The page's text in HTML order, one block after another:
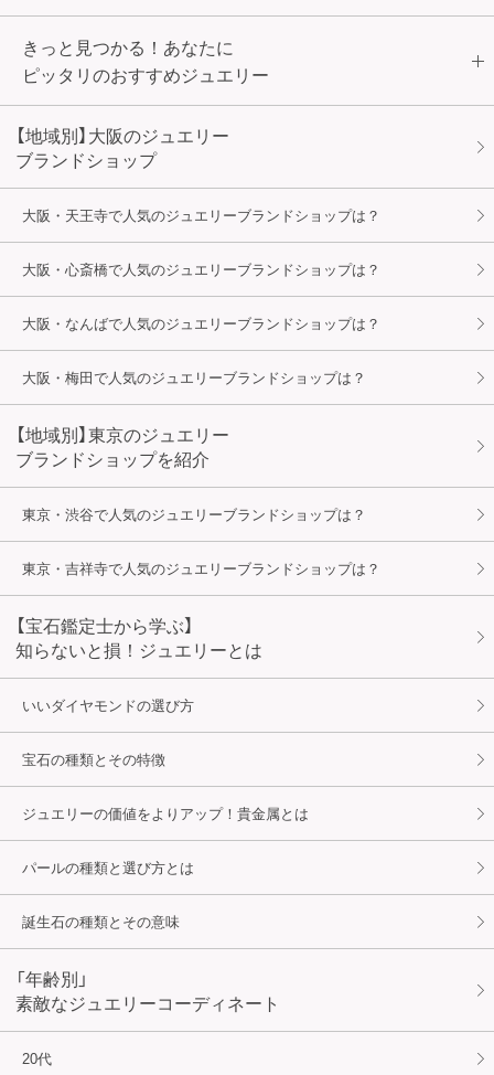
きっと見つかる！あなたに
ピッタリのおすすめジュエリー
【地域別】大阪のジュエリー
ブランドショップ
大阪・天王寺で人気のジュエリーブランドショップは？
大阪・心斎橋で人気のジュエリーブランドショップは？
大阪・なんばで人気のジュエリーブランドショップは？
大阪・梅田で人気のジュエリーブランドショップは？
【地域別】東京のジュエリー
ブランドショップを紹介
東京・渋谷で人気のジュエリーブランドショップは？
東京・吉祥寺で人気のジュエリーブランドショップは？
【宝石鑑定士から学ぶ】
知らないと損！ジュエリーとは
いいダイヤモンドの選び方
宝石の種類とその特徴
ジュエリーの価値をよりアップ！貴金属とは
パールの種類と選び方とは
誕生石の種類とその意味
「年齢別」
素敵なジュエリーコーディネート
20代